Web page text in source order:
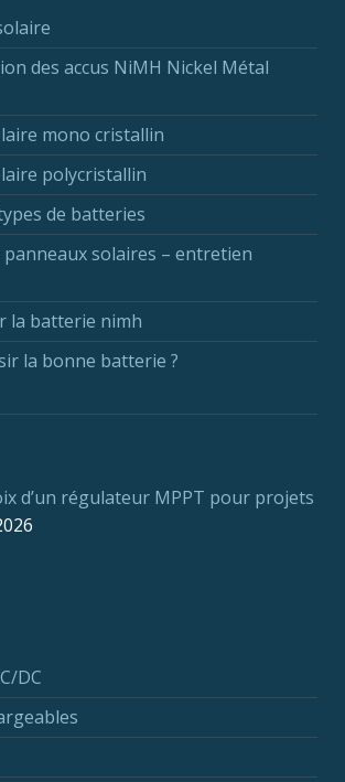
des accus NiMH Nickel Métal
mono cristallin
polycristallin
de batteries
solaires – entretien
la batterie nimh
la bonne batterie ?
d’un régulateur MPPT pour projets
DC